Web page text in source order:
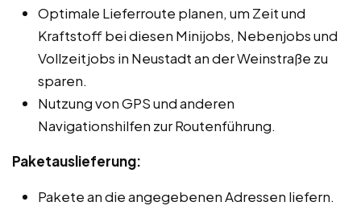
Optimale Lieferroute planen, um Zeit und
Kraftstoff bei diesen Minijobs, Nebenjobs und
Vollzeitjobs in Neustadt an der Weinstraße zu
sparen.
Nutzung von GPS und anderen
Navigationshilfen zur Routenführung.
Paketauslieferung:
Pakete an die angegebenen Adressen liefern.